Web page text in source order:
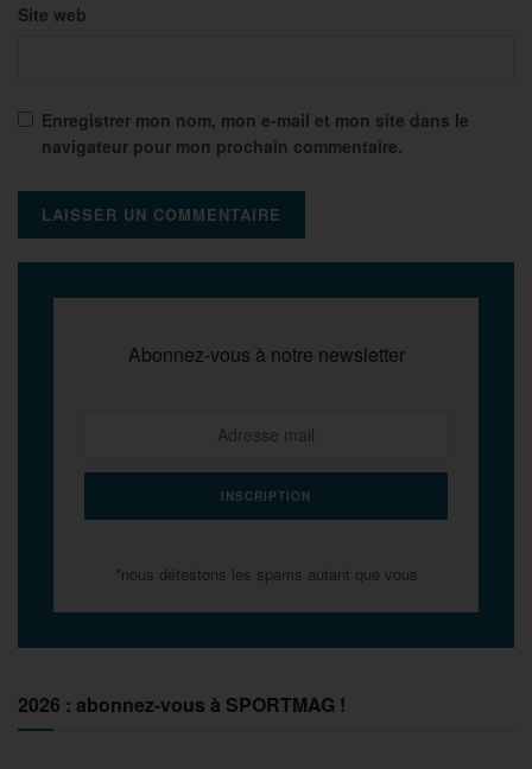
Site web
Enregistrer mon nom, mon e-mail et mon site dans le
navigateur pour mon prochain commentaire.
Abonnez-vous à notre newsletter
*nous détestons les spams autant que vous
2026 : abonnez-vous à SPORTMAG !